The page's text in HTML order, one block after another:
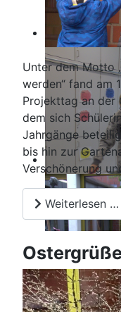
Unter dem Motto
werden“ fand am
Projekttag an der
dem sich
Jahrgänge
bis hin zur
Verschönerung
Weiterlesen …